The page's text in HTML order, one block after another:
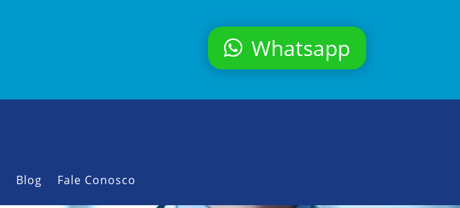
Whatsapp
Blog Fale Conosco